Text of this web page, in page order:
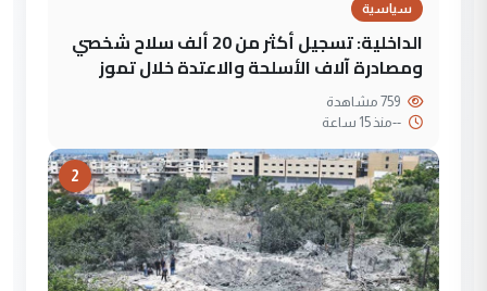
سياسية
الداخلية: تسجيل أكثر من 20 ألف سلاح شخصي
ومصادرة آلاف الأسلحة والاعتدة خلال تموز
--منذ 15 ساعة
2